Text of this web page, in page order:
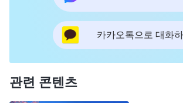
카카오톡으로 대화하
관련 콘텐츠